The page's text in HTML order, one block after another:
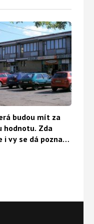
budou mít za
hodnotu. Zda
i vy se dá poznat